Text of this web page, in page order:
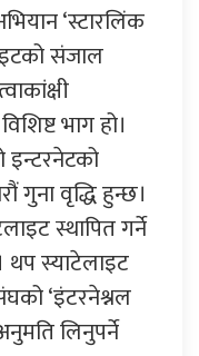
‘स्टारलिंक
संजाल
भाग हो।
इन्टरनेटको
गुना वृद्धि हुन्छ।
स्थापित गर्ने
स्याटेलाइट
‘इंटरनेश्नल
लिनुपर्ने